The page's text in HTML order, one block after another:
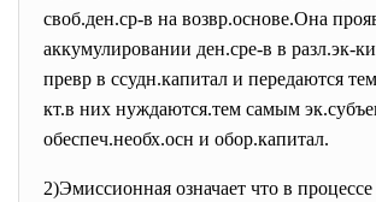
своб.ден.ср-в на возвр.основе.Она
аккумулировании ден.сре-в в разл.эк-
превр в ссудн.капитал и передаются
кт.в них нуждаются.тем самым
обеспеч.необх.осн и обор.капитал.
2)Эмиссионная означает что в процессе